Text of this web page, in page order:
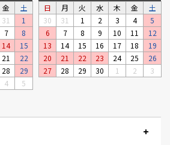
金
土
31
1
7
8
14
15
21
22
28
29
4 5
日 月 火 水 木 金
土
30
31 1 2 3 4
5
6
7 8 9 10 11
12
13
14 15 16 17 18
19
20
21 22 23 24 25
26
27
28 29 30 1 2 3